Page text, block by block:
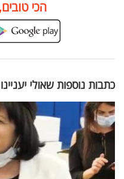
הכי
כתבות נוספות שאולי